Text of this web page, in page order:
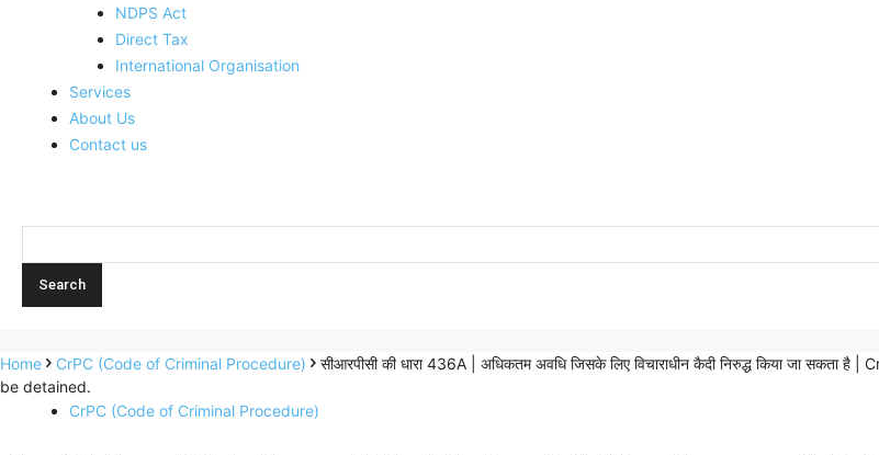
NDPS Act
Direct Tax
International Organisation
Services
About Us
Contact us
Home CrPC (Code of Criminal Procedure)
सीआरपीसी की धारा 436A | अधिकतम अवधि जिसके लिए विचाराधीन कैदी निरुद्ध किया जा
be detained.
CrPC (Code of Criminal Procedure)